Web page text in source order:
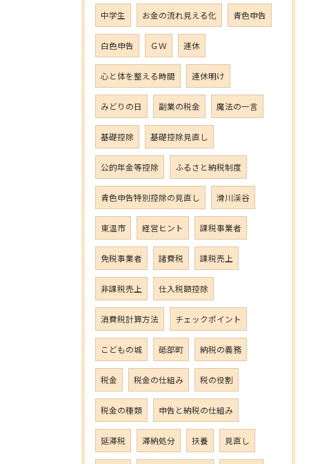
中学生 お金の流れ見える化 青色申告
白色申告 ＧＷ 連休
心と体を整える時間 連休明け
みどりの日 副業の税金 魔法の一言
基礎控除 基礎控除見直し
公的年金等控除 ふるさと納税制度
青色申告特別控除の見直し 滑川渓谷
東温市 経営ヒント 課税事業者
免税事業者 諸費税 課税売上
非課税売上 仕入税額控除
消費税計算方法 チェックポイント
こどもの城 砥部町 納税の義務
税金 税金の仕組み 税の役割
税金の種類 申告と納税の仕組み
延滞税 滞納処分 扶養 見直し